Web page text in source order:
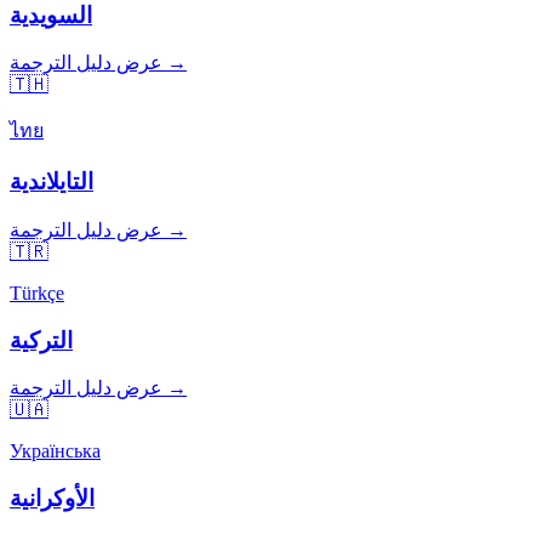
السويدية
عرض دليل الترجمة →
🇹🇭
ไทย
التايلاندية
عرض دليل الترجمة →
🇹🇷
Türkçe
التركية
عرض دليل الترجمة →
🇺🇦
Українська
الأوكرانية